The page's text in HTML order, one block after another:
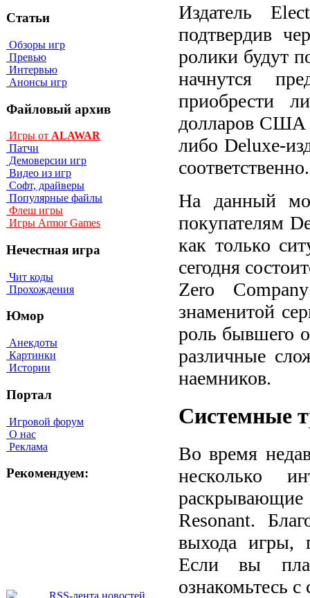
Статьи
Обзоры игр
Превью
Интервью
Анонсы игр
Файловый архив
Игры от ALAWAR
Патчи
Демоверсии игр
Видео из игр
Софт, драйверы
Популярные файлы
Флеш игры
Игры Armor Games
Нечестная игра
Чит коды
Прохождения
Юмор
Анекдоты
Картинки
Истории
Портал
Игровой форум
О нас
Реклама
Рекомендуем:
Издатель
подтвердив
ролики будут
начнутся
приобрести
долларов США
либо Deluxe-
соответственно.
На данный
покупателям
как только
сегодня
Zero
знаменитой
роль бывшего
различные
наемников.
Системные
Во время
несколько
Resonant.
выхода игры,
Если вы
ознакомьтесь